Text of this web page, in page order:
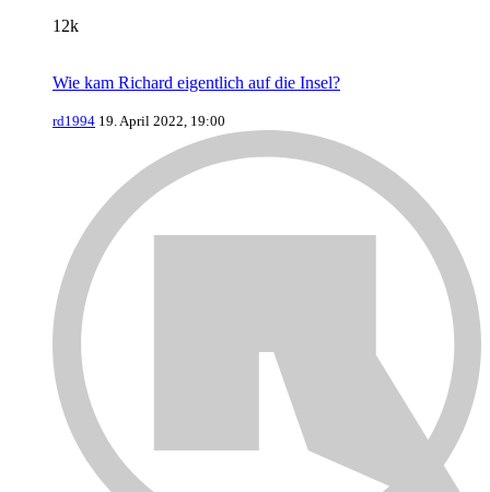
12k
Wie kam Richard eigentlich auf die Insel?
rd1994 19. April 2022, 19:00